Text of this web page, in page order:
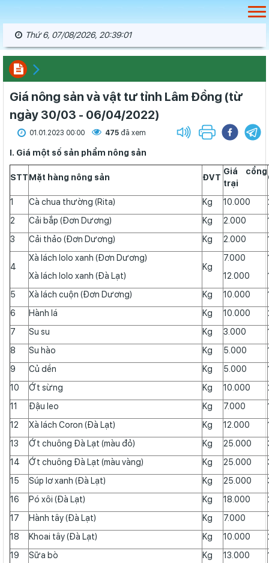
Thứ 6, 07/08/2026, 20:39:01
Giá nông sản và vật tư tỉnh Lâm Đồng (từ
ngày 30/03 - 06/04/2022)
01.01.2023 00:00 475 đã xem
I. Giá một số sản phẩm nông sản
STTMặt hàng nông sản ĐVT
Giá cổng
trại
1 Cà chua thường (Rita) Kg 10.000
2
Cải bắp (Đơn Dương) Kg 2.000
3
Cải thảo (Đơn Dương) Kg 2.000
4
Xà lách lolo xanh (Đơn Dương)
Xà lách lolo xanh (Đà Lạt)
Kg
7.000
12.000
5
Xà lách cuộn (Đơn Dương) Kg 10.000
6
Hành lá Kg 10.000
7
Su su Kg 3.000
8
Su hào Kg 5.000
9
Củ dền Kg 5.000
10
Ớt sừng Kg 10.000
11
Đậu leo Kg 7.000
12
Xà lách Coron (Đà Lạt) Kg 12.000
13
Ớt chuông Đà Lạt (màu đỏ) Kg 25.000
14
Ớt chuông Đà Lạt (màu vàng) Kg 25.000
15
Súp lơ xanh (Đà Lạt) Kg 25.000
16
Pó xôi (Đà Lạt) Kg 18.000
17
Hành tây (Đà Lạt) Kg 7.000
18
Khoai tây (Đà Lạt) Kg 10.000
19
Sữa bò Kg 13.000